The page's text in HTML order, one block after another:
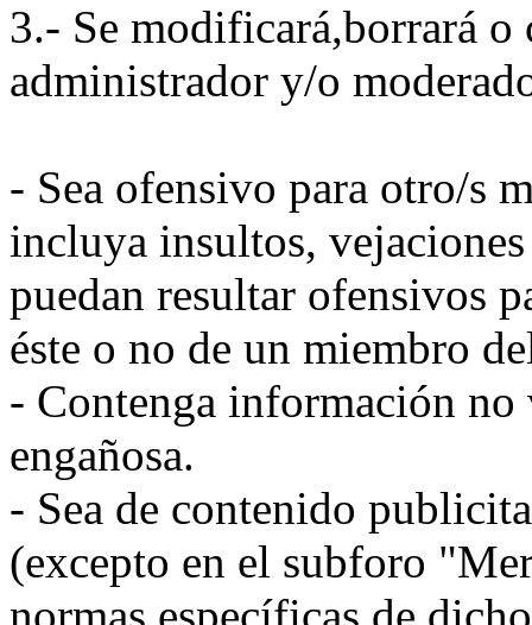
3.- Se modificará,borrará
administrador y/o
- Sea ofensivo para otro/s
incluya insultos,
puedan resultar ofensivos
éste o no de un miembro
- Contenga información
engañosa.
- Sea de contenido
(excepto en el subforo